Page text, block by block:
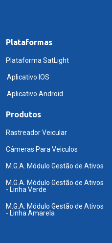
Plataformas
Plataforma SatLight
Aplicativo IOS
Aplicativo Android
Produtos
Rastreador Veicular
Câmeras Para Veiculos
M.G.A. Módulo Gestão de Ativos
M.G.A. Módulo Gestão de Ativos
- Linha Verde
M.G.A. Módulo Gestão de Ativos
- Linha Amarela